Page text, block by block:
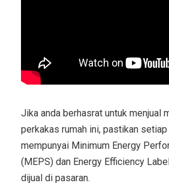
Jika anda berhasrat untuk menjual
perkakas rumah ini, pastikan
mempunyai Minimum Energy
(MEPS) dan Energy Efficiency
dijual di pasaran.